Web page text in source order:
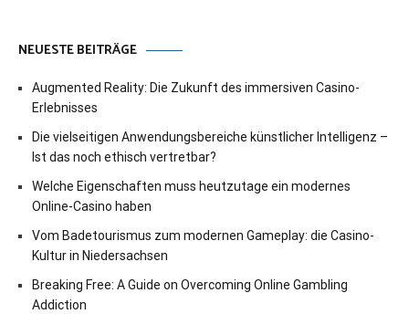
NEUESTE BEITRÄGE
Augmented Reality: Die Zukunft des immersiven Casino-
Erlebnisses
Die vielseitigen Anwendungsbereiche künstlicher Intelligenz –
Ist das noch ethisch vertretbar?
Welche Eigenschaften muss heutzutage ein modernes
Online-Casino haben
Vom Badetourismus zum modernen Gameplay: die Casino-
Kultur in Niedersachsen
Breaking Free: A Guide on Overcoming Online Gambling
Addiction